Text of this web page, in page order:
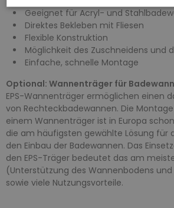
Geeignet für Acryl- und
Direktes Bekleben mit Fliesen
Flexible Konstruktion
Möglichkeit des Zuschneidens und
Einfache, schnelle Montage
Optional: Wannenträger für
EPS-Wannenträger ermöglichen einen
von Rechteckbadewannen. Die
einem Wannenträger ist in Europa
die am häufigsten gewählte Lösung für
den Einbau der Badewannen. Das
den EPS-Träger bedeutet das am
(Unterstützung des Wannenbodens
sowie viele Nutzungsvorteile.